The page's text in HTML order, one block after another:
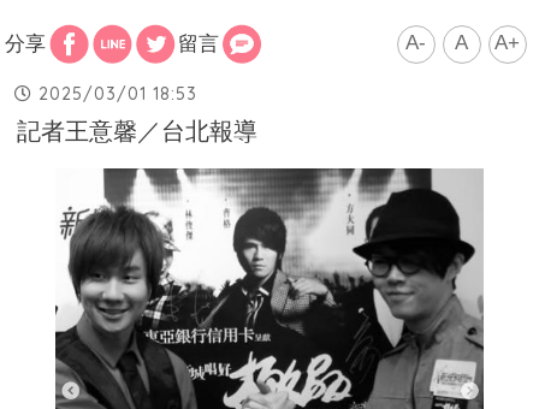
分享 留言 A- A A+
2025/03/01 18:53
記者王意馨／台北報導